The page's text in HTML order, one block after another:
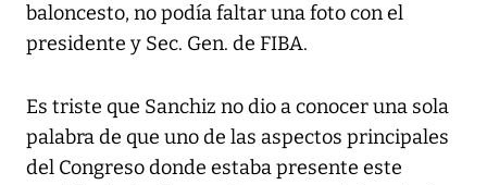
baloncesto, no podía faltar una foto con el
presidente y Sec. Gen. de FIBA.
Es triste que Sanchiz no dio a conocer una sola
palabra de que uno de las aspectos principales
del Congreso donde estaba presente este